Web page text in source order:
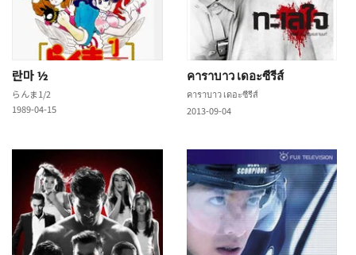
란마 ½
らんま1/2
1989-04-15
คาราบาว เดอะซีรีส์
คาราบาว เดอะซีรีส์
2013-09-04